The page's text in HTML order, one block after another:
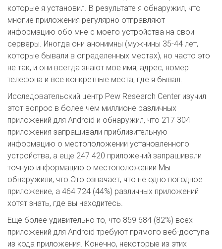
которые я установил. В результате я обнаружил, что
многие приложения регулярно отправляют
информацию обо мне с моего устройства на свои
серверы. Иногда они анонимны (мужчины 35-44 лет,
которые бывали в определенных местах), но часто это
не так, и они всегда знают мое имя, адрес, номер
телефона и все конкретные места, где я бывал.
Исследовательский центр Pew Research Center изучил
этот вопрос в более чем миллионе различных
приложений для Android и обнаружил, что 217 304
приложения запрашивали приблизительную
информацию о местоположении установленного
устройства, а еще 247 420 приложений запрашивали
точную информацию о местоположении Мы
обнаружили, что.Это означает, что не одно погодное
приложение, а 464 724 (44%) различных приложений
хотят знать, где вы находитесь.
Еще более удивительно то, что 859 684 (82%) всех
приложений для Android требуют прямого веб-доступа
из кода приложения. Конечно, некоторые из этих